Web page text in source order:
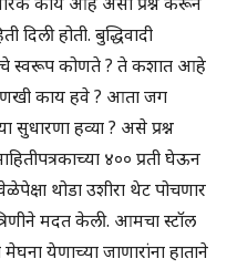
दिली होती. बुद्धिवादी
स्वरूप कोणते ? ते कशात आहे
आणखी काय हवे ? आता जग
हव्या ? असे प्रश्न
४०० प्रती घेऊन
थोडा उशीरा थेट पोचणार
मदत केली. आमचा स्टॉल
मेघना येणाच्या जाणारांना हाताने